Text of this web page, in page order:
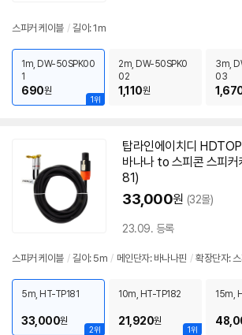
스피커 케이블 / 길이: 1m
1위
1m, DW-50SPK00
1
690원
2m, DW-50SPK0
02
1,110원
3m,
03
탑라인에이치디
바나나 to 스피콘 스피커
81)
33,000원 (32몰)
23.09. 등록
스피커 케이블 / 길이: 5m / 메인단자: 바나나핀 / 확장단자:
2위
5m, HT-TP181
33,000원
1위
10m, HT-TP182
21,920원
15m,